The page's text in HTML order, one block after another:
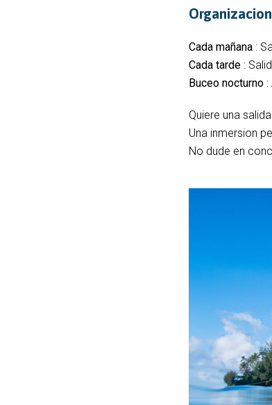
Organizacion
Cada mañana :
Cada tarde :
Buceo nocturno
Quiere una
Una inmersion
No dude en